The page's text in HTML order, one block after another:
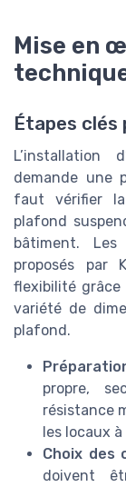
Mise en
Étapes clés
L’installation
demande une
faut vérifier
plafond
bâtiment. Les
proposés par
flexibilité grâce
variété de
plafond.
propre,
résistance
les locaux
Choix des
doivent